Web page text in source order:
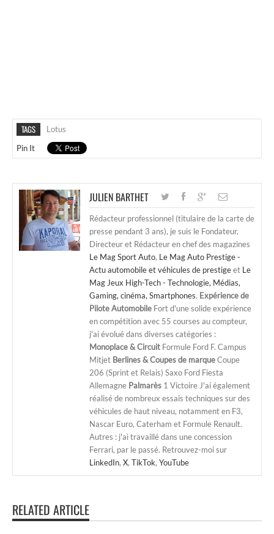
TAGS
Lotus
Pin It
JULIEN BARTHET
Rédacteur professionnel (titulaire de la carte de
presse pendant 3 ans), je suis le Fondateur,
Directeur et Rédacteur en chef des magazines
Le Mag Sport Auto, Le Mag Auto Prestige -
Actu automobile et véhicules de prestigeet Le
Mag Jeux High-Tech - Technologie, Médias,
Gaming, cinéma, Smartphones. Expérience de
Pilote Automobile Fort d'une solide expérience
en compétition avec 55 courses au compteur,
j'ai évolué dans diverses catégories :
Monoplace & Circuit Formule Ford F. Campus
Mitjet Berlines & Coupes de marqueCoupe
206 (Sprint et Relais) Saxo Ford Fiesta
Allemagne Palmarès 1 Victoire J'ai également
réalisé de nombreux essais techniques sur des
véhicules de haut niveau, notamment en F3,
Nascar Euro, Caterham et Formule Renault.
Autres : j'ai travaillé dans une concession
Ferrari, par le passé. Retrouvez-moi sur
LinkedIn, X, TikTok, YouTube
RELATED ARTICLE